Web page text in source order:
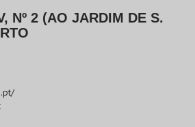
Nº 2 (AO JARDIM DE S.